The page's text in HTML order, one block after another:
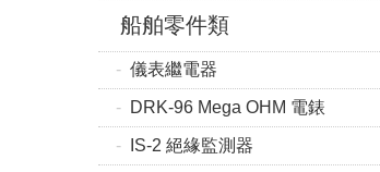
船舶零件類
儀表繼電器
DRK-96 Mega OHM 電錶
IS-2 絕緣監測器